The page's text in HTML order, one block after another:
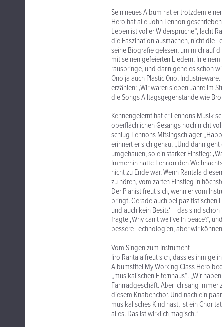
Sein neues Album hat er trotzdem
Hero hat alle John Lennon
Leben ist voller Widersprüche“, lacht
die Faszination ausmachen, nicht die
seine Biografie gelesen, um mich auf
mit seinen gefeierten Liedern. In
rausbringe, und dann gehe es schon
Ono ja auch Plastic Ono.
erzählen: ‚Wir waren sieben Jahre im
die Songs Alltagsgegenstände wie
Kennengelernt hat er Lennons Musik
oberflächlichen Gesangs noch nicht
schlug Lennons Mitsingschlager
erinnert er sich genau. „Und dann geht
umgehauen, so ein starker Einstieg:
Immerhin hatte Lennon den
nicht zu Ende war. Wenn Rantala
zu hören, vom zarten Einstieg in
Der Pianist freut sich, wenn er vom
bringt. Gerade auch bei pazifistischen
und auch kein Besitz‘ – das sind
fragte ‚Why can‘t we live in peace?’,
bessere Technologien, aber wir
Vom Singen zum Instrument
Iiro Rantala freut sich, dass es ihm
Albumstitel My Working Class Hero
„musikalischen Elternhaus“. „Wir
Fahrradgeschäft. Aber ich sang
diesem Knabenchor. Und nach ein
musikalisches Kind hast, ist ein Chor
alles. Das ist wirklich magisch.“